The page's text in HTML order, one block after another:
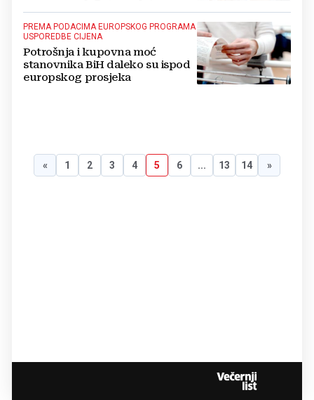
PREMA PODACIMA EUROPSKOG PROGRAMA
USPOREDBE CIJENA
Potrošnja i kupovna moć
stanovnika BiH daleko su ispod
europskog prosjeka
« 1 2 3 4 5 6 ... 13 14 »